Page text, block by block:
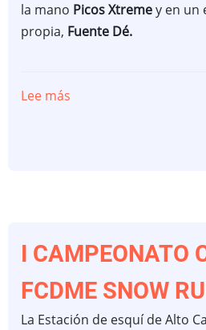
la mano Picos Xtremey en un
propia, Fuente Dé.
Lee más
DE
2022
I CAMPEONATO
FCDME SNOW
La Estación de esquí de Alto